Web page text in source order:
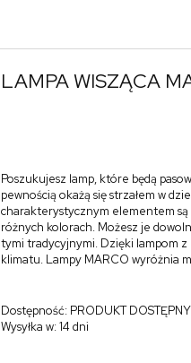
LAMPA WISZĄCA
Poszukujesz lamp, które będą
pewnością okażą się strzałem w
charakterystycznym elementem są
różnych kolorach. Możesz je
tymi tradycyjnymi. Dzięki lampom
klimatu. Lampy MARCO wyróżnia
Dostępność: PRODUKT DOSTĘPNY
Wysyłka w:14 dni